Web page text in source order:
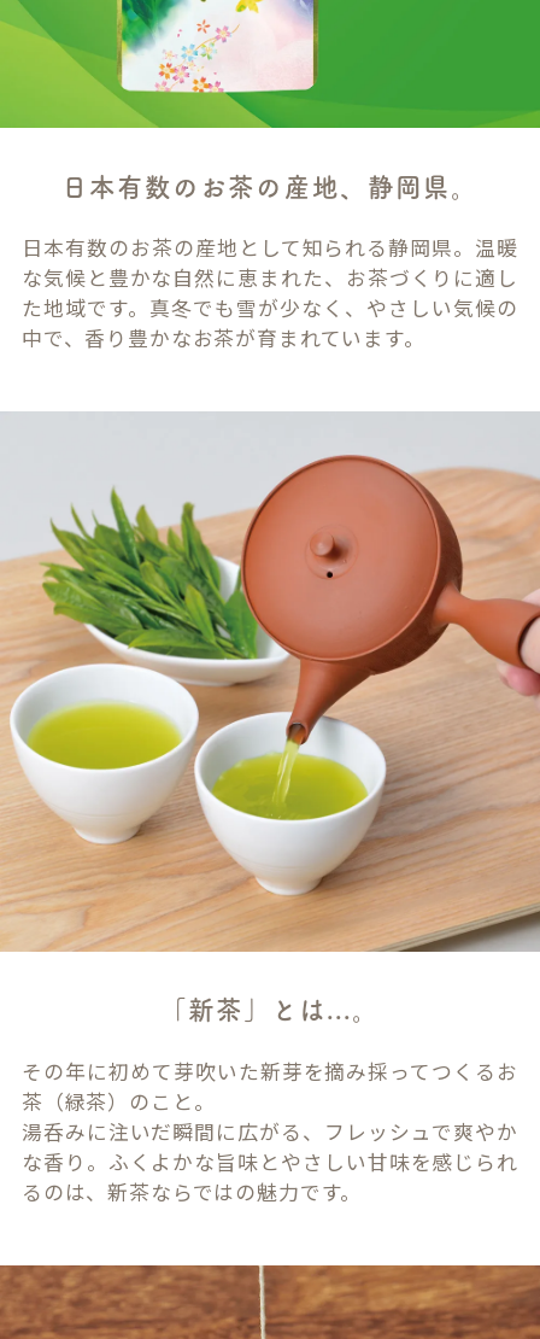
日本有数のお茶の産地、静岡県。
日本有数のお茶の産地として知られる静岡県。温暖
な気候と豊かな自然に恵まれた、お茶づくりに適し
た地域です。真冬でも雪が少なく、やさしい気候の
中で、香り豊かなお茶が育まれています。
「新茶」とは...。
その年に初めて芽吹いた新芽を摘み採ってつくるお
茶（緑茶）のこと。
湯呑みに注いだ瞬間に広がる、フレッシュで爽やか
な香り。ふくよかな旨味とやさしい甘味を感じられ
るのは、新茶ならではの魅力です。